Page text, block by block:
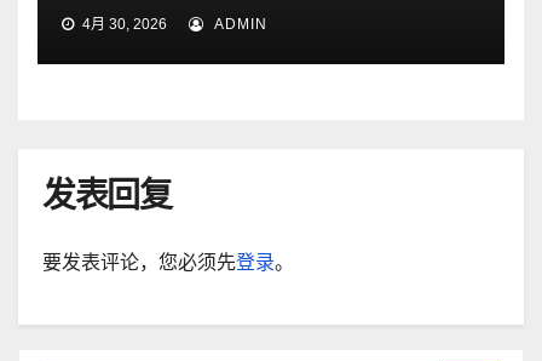
4月 30, 2026 ADMIN
发表回复
要发表评论，您必须先登录。